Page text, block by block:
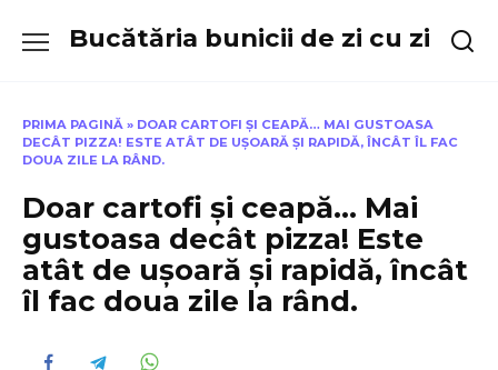
Bucătăria bunicii de zi cu zi
PRIMA PAGINĂ » DOAR CARTOFI ȘI CEAPĂ… MAI GUSTOASA
DECÂT PIZZA! ESTE ATÂT DE UȘOARĂ ȘI RAPIDĂ, ÎNCÂT ÎL FAC
DOUA ZILE LA RÂND.
Doar cartofi și ceapă… Mai
gustoasa decât pizza! Este
atât de ușoară și rapidă, încât
îl fac doua zile la rând.